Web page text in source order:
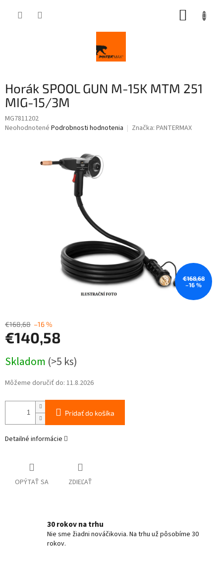
Horák SPOOL GUN M-15K MTM 251
MIG-15/3M
MG7811202
Priemerné
Neohodnotené Podrobnosti hodnotenia Značka: PANTERMAX
€168,68
–16 %
€168,68 –16 %
€140,58
cena:
Skladom (>5 ks)
Môžeme doručiť do: 11.8.2026
Pridať do košíka
Detailné informácie
OPÝTAŤ SA ZDIEĽAŤ
30 rokov na trhu
Nie sme žiadni nováčikovia. Na trhu už pôsobíme 30
rokov.